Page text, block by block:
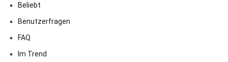
Beliebt
Benutzerfragen
FAQ
Im Trend